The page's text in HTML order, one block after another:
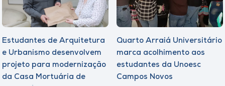
Estudantes de Arquitetura
e Urbanismo desenvolvem
projeto para modernização
da Casa Mortuária de
Quarto Arraiá Universitário
marca acolhimento aos
estudantes da Unoesc
Campos Novos